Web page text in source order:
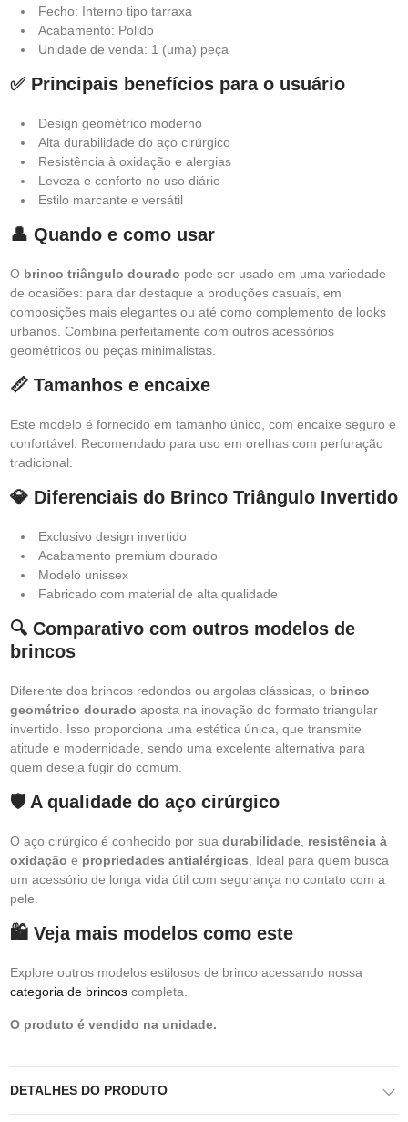
Fecho: Interno tipo tarraxa
Acabamento: Polido
Unidade de venda: 1 (uma) peça
✅ Principais benefícios para o usuário
Design geométrico moderno
Alta durabilidade do aço cirúrgico
Resistência à oxidação e alergias
Leveza e conforto no uso diário
Estilo marcante e versátil
👤 Quando e como usar
O brinco triângulo dourado pode ser usado em uma variedade
de ocasiões: para dar destaque a produções casuais, em
composições mais elegantes ou até como complemento de looks
urbanos. Combina perfeitamente com outros acessórios
geométricos ou peças minimalistas.
📏 Tamanhos e encaixe
Este modelo é fornecido em tamanho único, com encaixe seguro e
confortável. Recomendado para uso em orelhas com perfuração
tradicional.
💎 Diferenciais do Brinco Triângulo Invertido
Exclusivo design invertido
Acabamento premium dourado
Modelo unissex
Fabricado com material de alta qualidade
🔍 Comparativo com outros modelos de
brincos
Diferente dos brincos redondos ou argolas clássicas, o brinco
geométrico dourado aposta na inovação do formato triangular
invertido. Isso proporciona uma estética única, que transmite
atitude e modernidade, sendo uma excelente alternativa para
quem deseja fugir do comum.
🛡️ A qualidade do aço cirúrgico
O aço cirúrgico é conhecido por sua durabilidade resistência à
oxidação e propriedades antialérgicas . Ideal para quem busca
um acessório de longa vida útil com segurança no contato com a
pele.
🛍️ Veja mais modelos como este
Explore outros modelos estilosos de brinco acessando nossa
categoria de brincos completa.
O produto é vendido na unidade.
DETALHES DO PRODUTO